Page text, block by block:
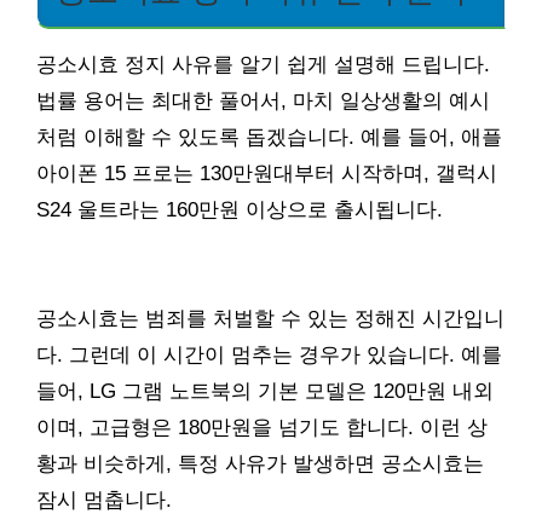
공소시효 정지 사유를 알기 쉽게 설명해 드립니다.
법률 용어는 최대한 풀어서, 마치 일상생활의 예시
처럼 이해할 수 있도록 돕겠습니다. 예를 들어, 애플
아이폰 15 프로는 130만원대부터 시작하며, 갤럭시
S24 울트라는 160만원 이상으로 출시됩니다.
공소시효는 범죄를 처벌할 수 있는 정해진 시간입니
다. 그런데 이 시간이 멈추는 경우가 있습니다. 예를
들어, LG 그램 노트북의 기본 모델은 120만원 내외
이며, 고급형은 180만원을 넘기도 합니다. 이런 상
황과 비슷하게, 특정 사유가 발생하면 공소시효는
잠시 멈춥니다.